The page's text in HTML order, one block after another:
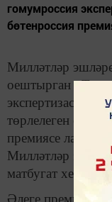
гомумроссия
бөтенроссия
Милләтләр
оештырган «Тел
экспертизасы»
төрлелеген
премиясе
Милләтләр
матбугат хезмәте
Әлеге премия